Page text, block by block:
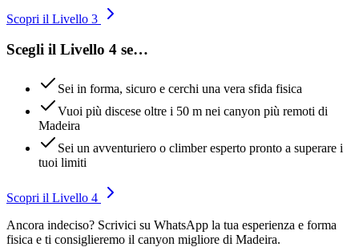
Scopri il Livello 3
Scegli il Livello 4 se…
Sei in forma, sicuro e cerchi una vera sfida fisica
Vuoi più discese oltre i 50 m nei canyon più remoti di
Madeira
Sei un avventuriero o climber esperto pronto a superare i
tuoi limiti
Scopri il Livello 4
Ancora indeciso? Scrivici su WhatsApp la tua esperienza e forma
fisica e ti consiglieremo il canyon migliore di Madeira.